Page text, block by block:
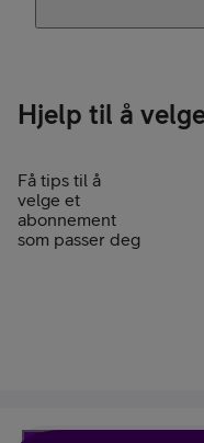
Hjelp til å
Få tips til å
velge et
abonnement
som passer deg